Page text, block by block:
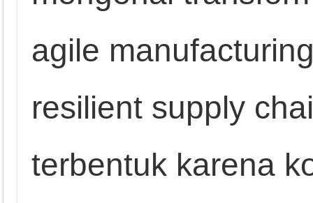
agile
resilient supply
terbentuk karena